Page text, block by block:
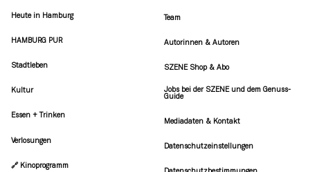
Heute in Hamburg
HAMBURG PUR
Stadtleben
Kultur
Essen + Trinken
Verlosungen
🔗 Kinoprogramm
Team
Autorinnen & Autoren
SZENE Shop & Abo
Jobs bei der SZENE und dem Genuss-
Guide
Mediadaten & Kontakt
Datenschutzeinstellungen